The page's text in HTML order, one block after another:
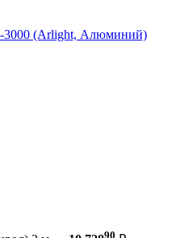
3000 (Arlight, Алюминий)
90